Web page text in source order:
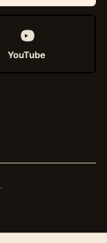
YouTube
.